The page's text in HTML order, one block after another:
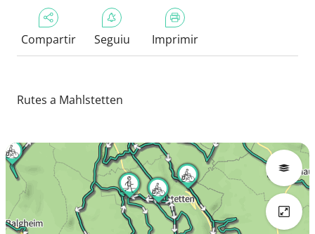
Compartir Seguiu Imprimir
Rutes a Mahlstetten